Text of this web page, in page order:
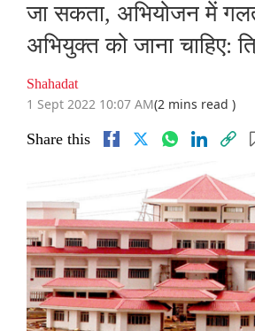
जा सकता, अभियोजन में
अभियुक्त को जाना चाहिए:
Shahadat
1 Sept 2022 10:07 AM(2 mins read )
Share this